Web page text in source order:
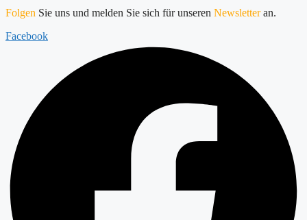
Folgen Sie uns und melden Sie sich für unseren Newsletteran.
Facebook